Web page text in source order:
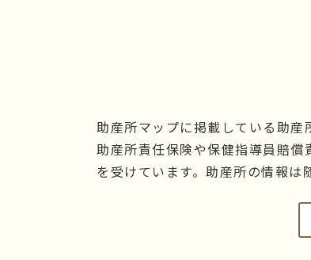
助産所マップに掲載している助
助産所責任保険や保健指導員賠
を受けています。助産所の情報は